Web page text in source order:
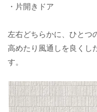
・片開きドア
左右どちらかに、ひとつ
高めたり風通しを良くし
す。